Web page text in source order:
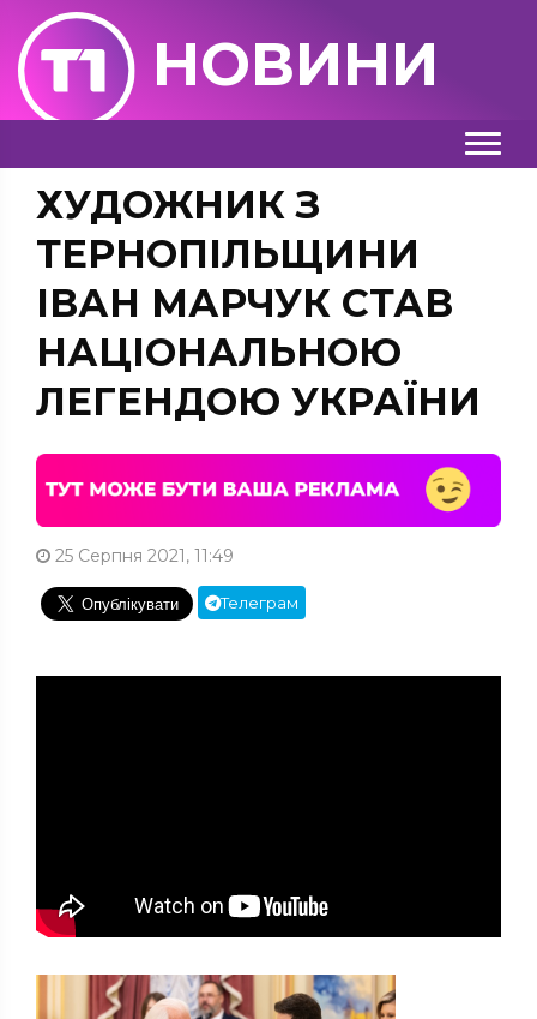
НОВИНИ
ХУДОЖНИК З
ТЕРНОПІЛЬЩИНИ
ІВАН МАРЧУК СТАВ
НАЦІОНАЛЬНОЮ
ЛЕГЕНДОЮ УКРАЇНИ
25 Серпня 2021, 11:49
Телеграм